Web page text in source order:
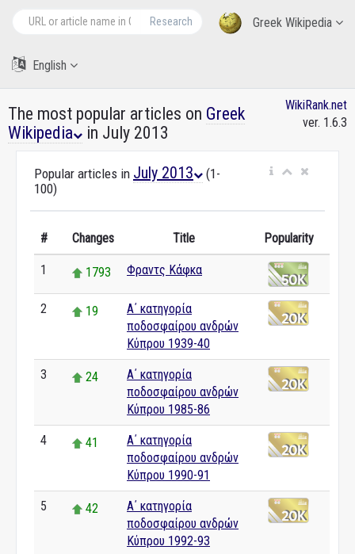
Greek Wikipedia
Research
English
The most popular articles on Greek
Wikipedia
in July 2013
WikiRank.net
ver. 1.6.3
Popular articles in July 2013
(1-
100)
# Changes Title Popularity
1 1793 Φραντς Κάφκα
2 19
Α΄ κατηγορία
ποδοσφαίρου ανδρών
Κύπρου 1939-40
3 24
Α΄ κατηγορία
ποδοσφαίρου ανδρών
Κύπρου 1985-86
4 41
Α΄ κατηγορία
ποδοσφαίρου ανδρών
Κύπρου 1990-91
5 42
Α΄ κατηγορία
ποδοσφαίρου ανδρών
Κύπρου 1992-93